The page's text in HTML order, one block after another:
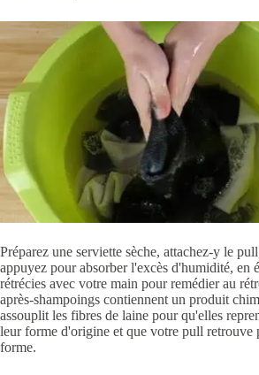
Préparez une serviette sèche, attachez-y le
appuyez pour absorber l'excès d'humidité, en
rétrécies avec votre main pour remédier au
après-shampoings contiennent un produit
assouplit les fibres de laine pour qu'elles
leur forme d'origine et que votre pull retrouve
forme.